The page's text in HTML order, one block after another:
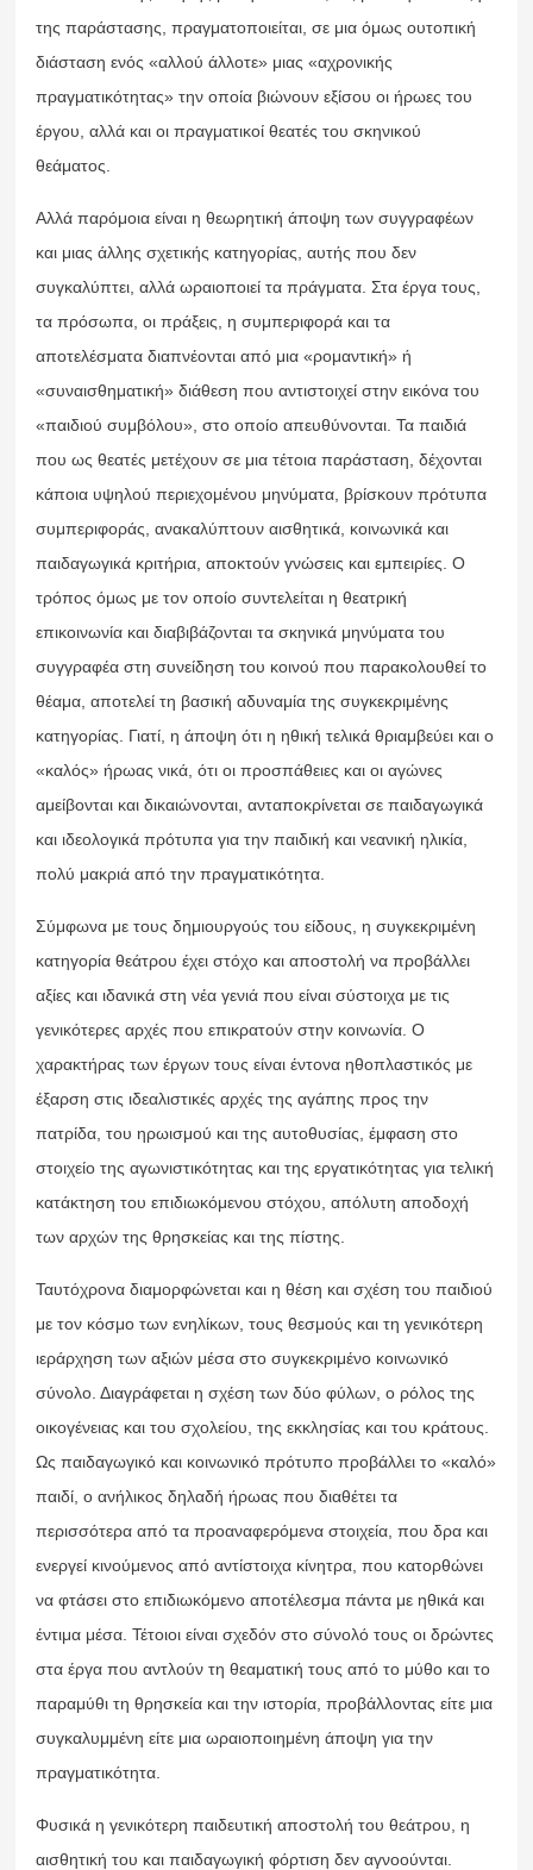
της παράστασης, πραγματοποιείται, σε μια όμως ουτοπική
διάσταση ενός «αλλού άλλοτε» μιας «αχρονικής
πραγματικότητας» την οποία βιώνουν εξίσου οι ήρωες του
έργου, αλλά και οι πραγματικοί θεατές του σκηνικού
θεάματος.
Αλλά παρόμοια είναι η θεωρητική άποψη των συγγραφέων
και μιας άλλης σχετικής κατηγορίας, αυτής που δεν
συγκαλύπτει, αλλά ωραιοποιεί τα πράγματα. Στα έργα τους,
τα πρόσωπα, οι πράξεις, η συμπεριφορά και τα
αποτελέσματα διαπνέονται από μια «ρομαντική» ή
«συναισθηματική» διάθεση που αντιστοιχεί στην εικόνα του
«παιδιού συμβόλου», στο οποίο απευθύνονται. Τα παιδιά
που ως θεατές μετέχουν σε μια τέτοια παράσταση, δέχονται
κάποια υψηλού περιεχομένου μηνύματα, βρίσκουν πρότυπα
συμπεριφοράς, ανακαλύπτουν αισθητικά, κοινωνικά και
παιδαγωγικά κριτήρια, αποκτούν γνώσεις και εμπειρίες. Ο
τρόπος όμως με τον οποίο συντελείται η θεατρική
επικοινωνία και διαβιβάζονται τα σκηνικά μηνύματα του
συγγραφέα στη συνείδηση του κοινού που παρακολουθεί το
θέαμα, αποτελεί τη βασική αδυναμία της συγκεκριμένης
κατηγορίας. Γιατί, η άποψη ότι η ηθική τελικά θριαμβεύει και ο
«καλός» ήρωας νικά, ότι οι προσπάθειες και οι αγώνες
αμείβονται και δικαιώνονται, ανταποκρίνεται σε παιδαγωγικά
και ιδεολογικά πρότυπα για την παιδική και νεανική ηλικία,
πολύ μακριά από την πραγματικότητα.
Σύμφωνα με τους δημιουργούς του είδους, η συγκεκριμένη
κατηγορία θεάτρου έχει στόχο και αποστολή να προβάλλει
αξίες και ιδανικά στη νέα γενιά που είναι σύστοιχα με τις
γενικότερες αρχές που επικρατούν στην κοινωνία. Ο
χαρακτήρας των έργων τους είναι έντονα ηθοπλαστικός με
έξαρση στις ιδεαλιστικές αρχές της αγάπης προς την
πατρίδα, του ηρωισμού και της αυτοθυσίας, έμφαση στο
στοιχείο της αγωνιστικότητας και της εργατικότητας για τελική
κατάκτηση του επιδιωκόμενου στόχου, απόλυτη αποδοχή
των αρχών της θρησκείας και της πίστης.
Ταυτόχρονα διαμορφώνεται και η θέση και σχέση του παιδιού
με τον κόσμο των ενηλίκων, τους θεσμούς και τη γενικότερη
ιεράρχηση των αξιών μέσα στο συγκεκριμένο κοινωνικό
σύνολο. Διαγράφεται η σχέση των δύο φύλων, ο ρόλος της
οικογένειας και του σχολείου, της εκκλησίας και του κράτους.
Ως παιδαγωγικό και κοινωνικό πρότυπο προβάλλει το «καλό»
παιδί, ο ανήλικος δηλαδή ήρωας που διαθέτει τα
περισσότερα από τα προαναφερόμενα στοιχεία, που δρα και
ενεργεί κινούμενος από αντίστοιχα κίνητρα, που κατορθώνει
να φτάσει στο επιδιωκόμενο αποτέλεσμα πάντα με ηθικά και
έντιμα μέσα. Τέτοιοι είναι σχεδόν στο σύνολό τους οι δρώντες
στα έργα που αντλούν τη θεαματική τους από το μύθο και το
παραμύθι τη θρησκεία και την ιστορία, προβάλλοντας είτε μια
συγκαλυμμένη είτε μια ωραιοποιημένη άποψη για την
πραγματικότητα.
Φυσικά η γενικότερη παιδευτική αποστολή του θεάτρου, η
αισθητική του και παιδαγωγική φόρτιση δεν αγνοούνται.